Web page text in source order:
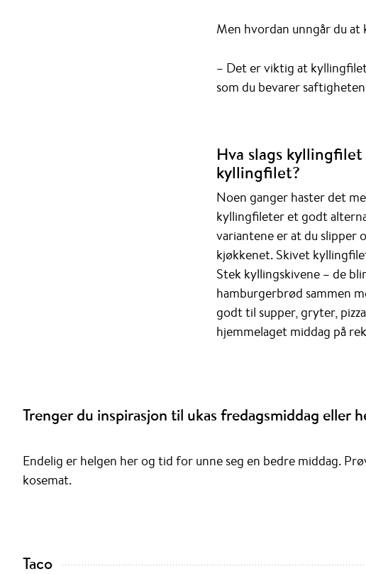
Men hvordan unngår du
– Det er viktig at
som du bevarer
Hva slags
kyllingfilet?
Noen ganger haster det
kyllingfileter et godt
variantene er at du slipper
kjøkkenet. Skivet
Stek kyllingskivene – de
hamburgerbrød sammen
godt til supper, gryter,
hjemmelaget middag på
Trenger du inspirasjon til ukas fredagsmiddag eller
Endelig er helgen her og tid for unne seg en bedre middag.
kosemat.
Taco